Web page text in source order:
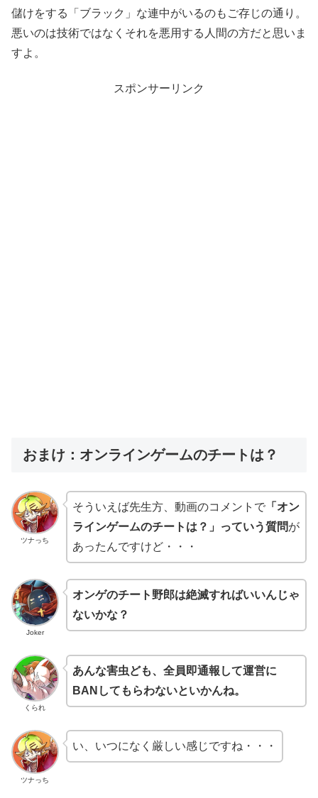
儲けをする「ブラック」な連中がいるのもご存じの通り。
悪いのは技術ではなくそれを悪用する人間の方だと思いま
すよ。
スポンサーリンク
おまけ：オンラインゲームのチートは？
ツナっち
そういえば先生方、動画のコメントで「オン
ラインゲームのチートは？」っていう質問が
あったんですけど・・・
Joker
オンゲのチート野郎は絶滅すればいいんじゃ
ないかな？
くられ
あんな害虫ども、全員即通報して運営に
BANしてもらわないといかんね。
ツナっち
い、いつになく厳しい感じですね・・・